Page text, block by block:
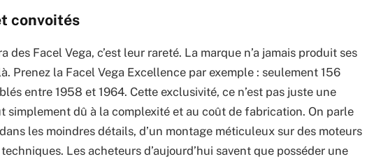
convoités
des Facel Vega, c’est leur rareté. La marque n’a jamais produit ses
Prenez la Facel Vega Excellence par exemple : seulement 156
entre 1958 et 1964. Cette exclusivité, ce n’est pas juste une
simplement dû à la complexité et au coût de fabrication. On parle
les moindres détails, d’un montage méticuleux sur des moteurs
Les acheteurs d’aujourd’hui savent que posséder une